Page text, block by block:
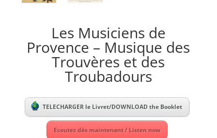
Les Musiciens de
Provence – Musique des
Trouvères et des
Troubadours
TELECHARGER le Livret/DOWNLOAD the Booklet
Ecoutez dès maintenant / Listen now